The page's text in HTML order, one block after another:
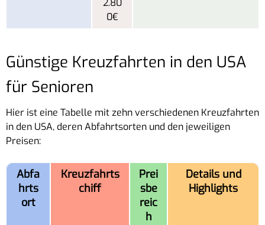
2.80
0€
Günstige Kreuzfahrten in den USA
für Senioren
Hier ist eine Tabelle mit zehn verschiedenen Kreuzfahrten
in den USA, deren Abfahrtsorten und den jeweiligen
Preisen:
Abfa
hrts
ort
Kreuzfahrts
chiff
Prei
sbe
reic
h
Details und
Highlights